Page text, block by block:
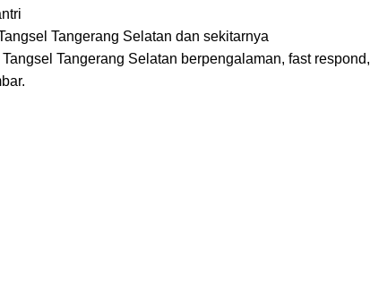
Tangerang Selatan dan sekitarnya
Tangerang Selatan berpengalaman, fast respond,